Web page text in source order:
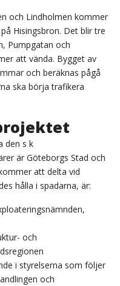
och Lindholmen kommer
Hisingsbron. Det blir tre
Pumpgatan och
att vända. Bygget av
och beräknas pågå
ska börja trafikera
den s k
är Göteborgs Stad och
att delta vid
hålla i spadarna, är:
och
i styrelserna som följer
och